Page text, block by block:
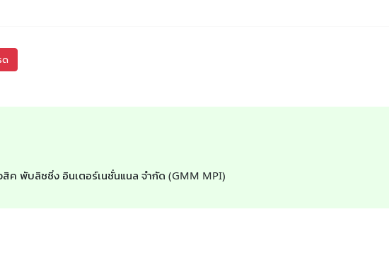
ด
ค พับลิชชิ่ง อินเตอร์เนชั่นแนล จำกัด (GMM MPI)